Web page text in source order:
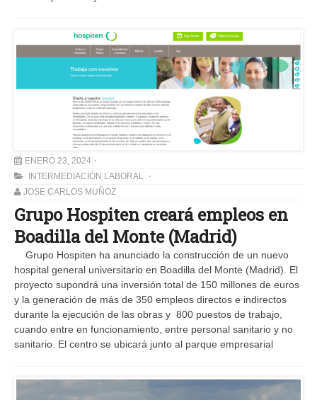
ENERO 23, 2024
INTERMEDIACIÓN LABORAL
JOSE CARLOS MUÑOZ
Grupo Hospiten creará empleos en
Boadilla del Monte (Madrid)
Grupo Hospiten ha anunciado la construcción de un nuevo
hospital general universitario en Boadilla del Monte (Madrid). El
proyecto supondrá una inversión total de 150 millones de euros
y la generación de más de 350 empleos directos e indirectos
durante la ejecución de las obras y 800 puestos de trabajo,
cuando entre en funcionamiento, entre personal sanitario y no
sanitario. El centro se ubicará junto al parque empresarial